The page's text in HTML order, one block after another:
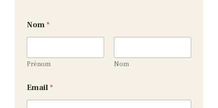
o
m
m
a
l
E
m
Nom *
Prénom Nom
Email *